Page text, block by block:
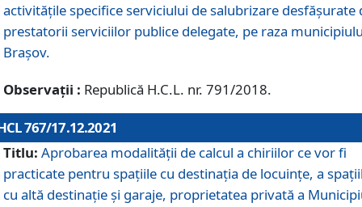
activităţile specifice serviciului de salubrizare desfăşurate
prestatorii serviciilor publice delegate, pe raza
Braşov.
Observații : Republică H.C.L. nr. 791/2018.
767/17.12.2021
Titlu: Aprobarea modalității de calcul a chiriilor ce vor fi
practicate pentru spaţiile cu destinaţia de locuinţe, a
cu altă destinaţie şi garaje, proprietatea privată a